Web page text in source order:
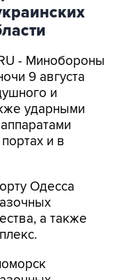
- Минобороны
9 августа
и
ударными
и в
Одесса
а также